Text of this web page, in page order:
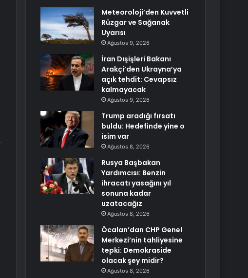
Meteoroloji’den Kuvvetli
Rüzgar ve Sağanak
Uyarısı
Ağustos 9, 2026
İran Dışişleri Bakanı
Arakçi’den Ukrayna’ya
açık tehdit: Cevapsız
kalmayacak
Ağustos 9, 2026
Trump aradığı fırsatı
buldu: Hedefinde yine o
isim var
Ağustos 8, 2026
Rusya Başbakan
Yardımcısı: Benzin
ihracatı yasağını yıl
sonuna kadar
uzatacağız
Ağustos 8, 2026
Öcalan’dan CHP Genel
Merkezi’nin tahliyesine
tepki: Demokraside
olacak şey midir?
Ağustos 8, 2026